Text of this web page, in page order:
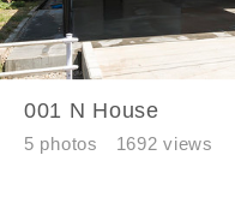
001 N House
5 photos 1692 views